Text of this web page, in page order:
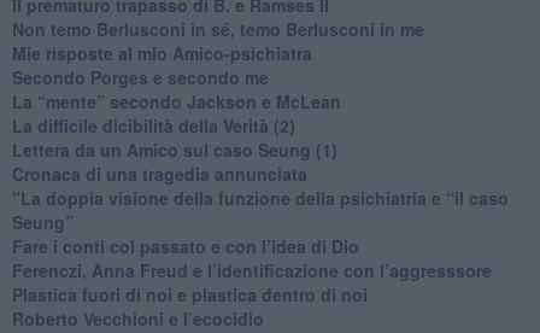
​Non temo Berlusconi in sé, temo Berlusconi in me
​Mie risposte al mio Amico-psichiatra
​Secondo Porges e secondo me
​La “mente” secondo Jackson e McLean
La difficile dicibilità della Verità (2)
​Lettera da un Amico sul caso Seung (1)
​Cronaca di una tragedia annunciata
"​La doppia visione della funzione della psichiatria e “il caso
Seung”
​Fare i conti col passato e con l’idea di Dio
​Ferenczi, Anna Freud e l’identificazione con l’aggresssore
Plastica fuori di noi e plastica dentro di noi
​Roberto Vecchioni e l’ecocidio